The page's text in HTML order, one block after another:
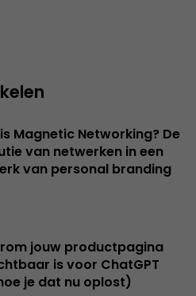
Magnetic Networking? De
van netwerken in een
van personal branding
jouw productpagina
is voor ChatGPT
je dat nu oplost)